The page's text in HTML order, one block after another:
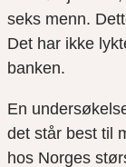
seks menn.
Det har ikke
banken.
En
det står best til
hos Norges